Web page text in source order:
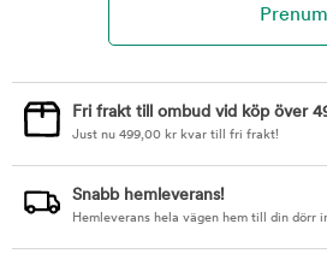
Fri frakt till ombud vid köp över
Just nu 499,00 kr kvar till fri frakt!
Snabb hemleverans!
Hemleverans hela vägen hem till din dörr